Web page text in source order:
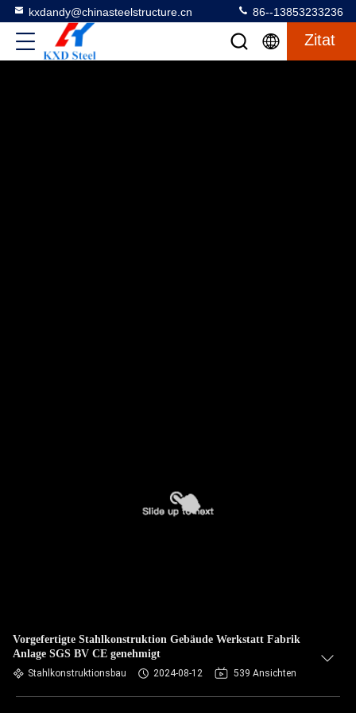
kxdandy@chinasteelstructure.cn 86--13853233236
Zitat
Vorgefertigte Stahlkonstruktion Gebäude Werkstatt Fabrik
Anlage SGS BV CE genehmigt
Stahlkonstruktionsbau 2024-08-12 539 Ansichten